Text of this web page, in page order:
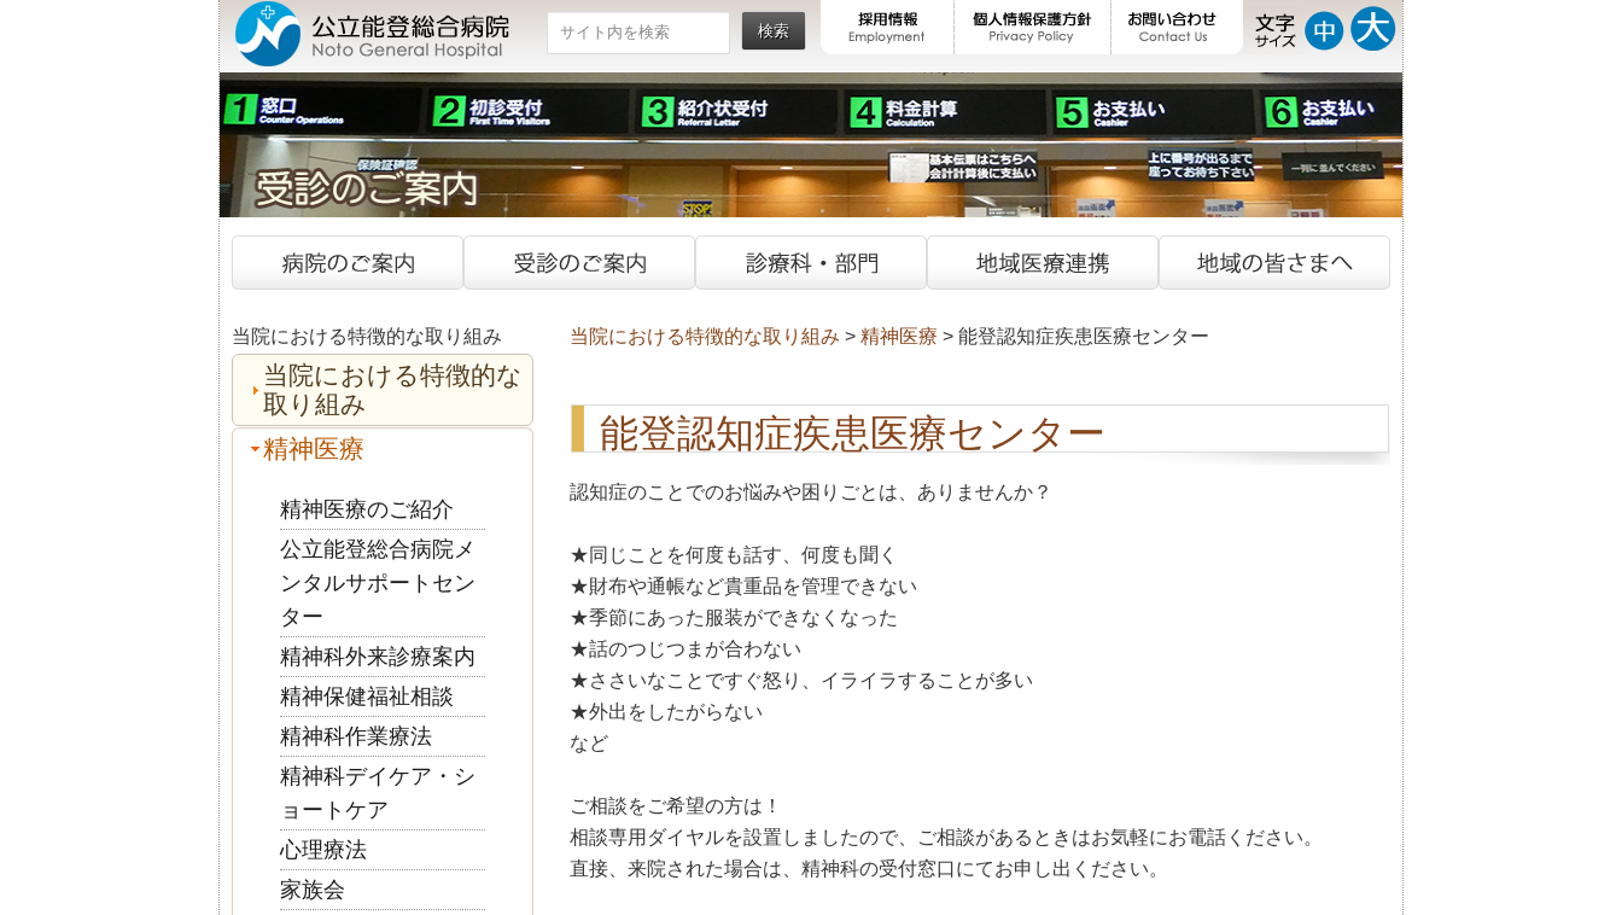
検索
当院における特徴的な取り組み > 精神医療 > 能登認知症疾患医療センター
能登認知症疾患医療センター
認知症のことでのお悩みや困りごとは、ありませんか？
★同じことを何度も話す、何度も聞く
★財布や通帳など貴重品を管理できない
★季節にあった服装ができなくなった
★話のつじつまが合わない
★ささいなことですぐ怒り、イライラすることが多い
★外出をしたがらない
など
ご相談をご希望の方は！
相談専用ダイヤルを設置しましたので、ご相談があるときはお気軽にお電話ください。
直接、来院された場合は、精神科の受付窓口にてお申し出ください。
当院における特徴的な取り組み
当院における特徴的な
取り組み
精神医療
精神医療のご紹介
公立能登総合病院メ
ンタルサポートセン
ター
精神科外来診療案内
精神保健福祉相談
精神科作業療法
精神科デイケア・シ
ョートケア
心理療法
家族会